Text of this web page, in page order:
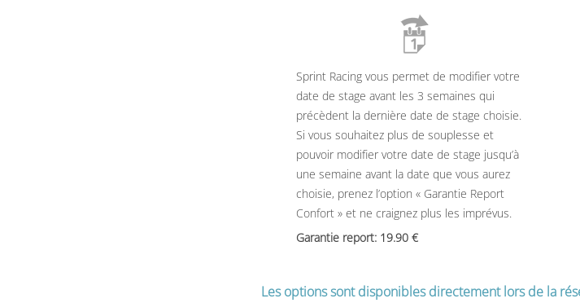
Sprint Racing vous permet de modifier votre
date de stage avant les 3 semaines qui
précèdent la dernière date de stage choisie.
Si vous souhaitez plus de souplesse et
pouvoir modifier votre date de stage jusqu’à
une semaine avant la date que vous aurez
choisie, prenez l’option « Garantie Report
Confort » et ne craignez plus les imprévus.
Garantie report: 19.90
Les options sont disponibles directement lors de la